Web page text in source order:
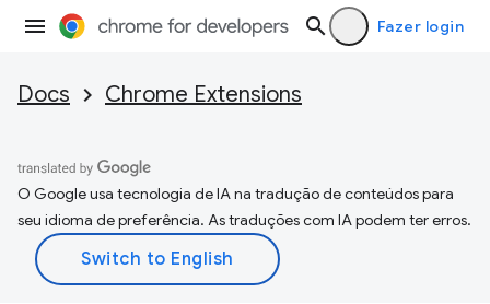
Fazer login
Docs Chrome Extensions
O Google usa tecnologia de IA na tradução de conteúdos para
seu idioma de preferência. As traduções com IA podem ter erros.